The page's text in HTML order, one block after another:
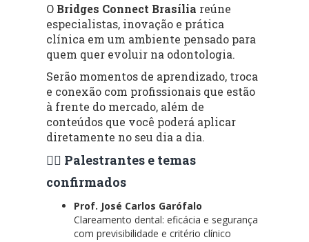
O Bridges Connect Brasília reúne
especialistas, inovação e prática
clínica em um ambiente pensado para
quem quer evoluir na odontologia.
Serão momentos de aprendizado, troca
e conexão com profissionais que estão
à frente do mercado, além de
conteúdos que você poderá aplicar
diretamente no seu dia a dia.
👨‍⚕️ Palestrantes e temas
confirmados
Prof. José Carlos Garófalo
Clareamento dental: eficácia e segurança
com previsibilidade e critério clínico